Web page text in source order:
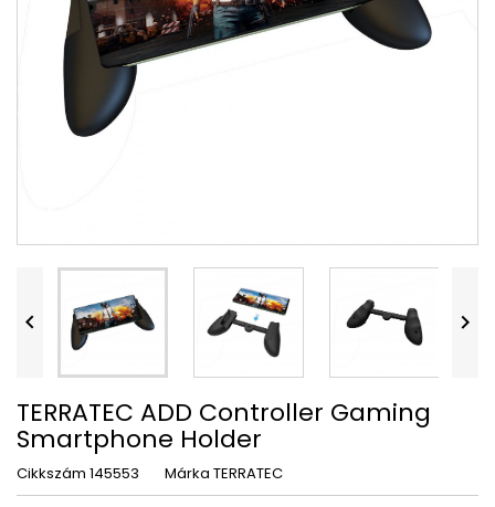
 
TERRATEC ADD Controller Gaming
Smartphone Holder
Cikkszám 145553 Márka TERRATEC